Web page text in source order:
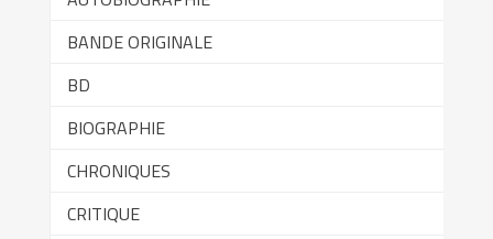
BANDE ORIGINALE
BD
BIOGRAPHIE
CHRONIQUES
CRITIQUE